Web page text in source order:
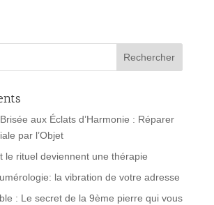
aux Éclats d’Harmonie : Réparer
par l’Objet
le rituel deviennent une thérapie
la vibration de votre adresse
: Le secret de la 9ème pierre qui vous